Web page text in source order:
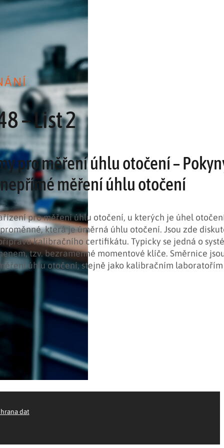
– List 2
pro měření úhlu otočení –
měření úhlu otočení
pro měření úhlu otočení, u kterých je úhel
která je úměrná úhlu otočení. Jsou zde
kalibračního certifikátu. Typicky se jedná o
tzv. bezramenné momentové klíče. Směrnice
úhlu otočení, stejně jako kalibračním
dat